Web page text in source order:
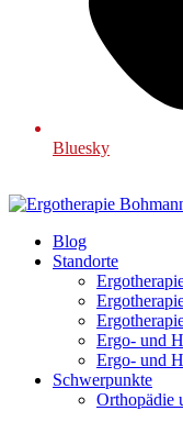
Bluesky
Blog
Standorte
Ergo- und
Ergo- und
Schwerpunkte
Orthopädie